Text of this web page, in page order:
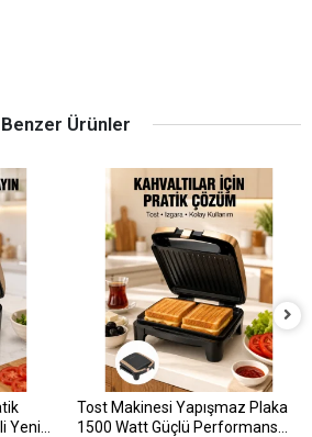
Benzer Ürünler
Yeni
Tost Makinesi Yapışmaz Plaka
1500 Watt Güçlü Performans